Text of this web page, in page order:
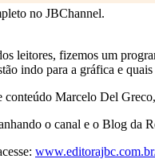
no JBChannel.
leitores, fizemos um
indo para a gráfica e
conteúdo Marcelo Del
o canal e o Blog da